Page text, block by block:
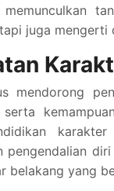
juga mengerti
mendorong
serta
pengendalian
belakang yang